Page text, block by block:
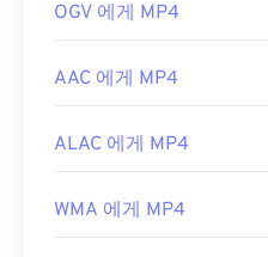
OGV 에게 MP4
AAC 에게 MP4
ALAC 에게 MP4
WMA 에게 MP4